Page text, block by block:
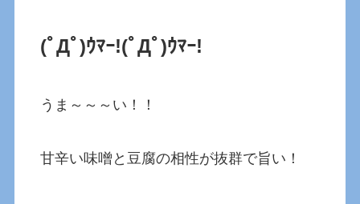
(ﾟДﾟ)ｳﾏｰ!(ﾟДﾟ)ｳﾏｰ!
うま～～～い！！
甘辛い味噌と豆腐の相性が抜群で旨い！